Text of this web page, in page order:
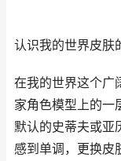
认识我的世界皮肤
在我的世界这个广
家角色模型上的一
默认的史蒂夫或亚
感到单调，更换皮